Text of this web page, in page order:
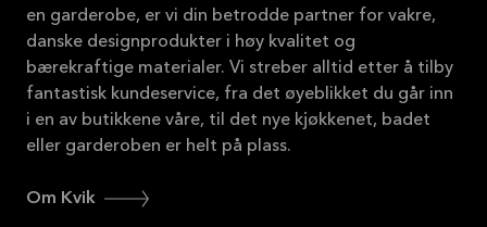
en garderobe, er vi din betrodde partner for vakre,
danske designprodukter i høy kvalitet og
bærekraftige materialer. Vi streber alltid etter å tilby
fantastisk kundeservice, fra det øyeblikket du går inn
i en av butikkene våre, til det nye kjøkkenet, badet
eller garderoben er helt på plass.
Om Kvik